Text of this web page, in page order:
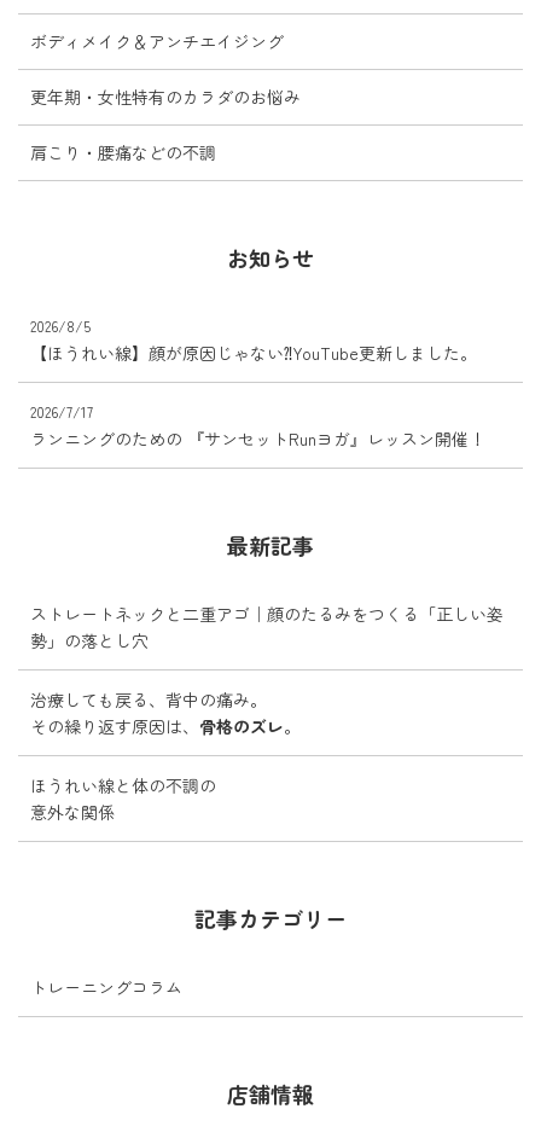
ボディメイク＆アンチエイジング
更年期・女性特有のカラダのお悩み
肩こり・腰痛などの不調
お知らせ
2026/8/5
【ほうれい線】顔が原因じゃない⁈YouTube更新しました。
2026/7/17
ランニングのための 『サンセットRunヨガ』レッスン開催！
最新記事
ストレートネックと二重アゴ｜顔のたるみをつくる「正しい姿
勢」の落とし穴
治療しても戻る、背中の痛み。
その繰り返す原因は、 骨格のズレ。
ほうれい線と体の不調の
意外な関係
記事カテゴリー
トレーニングコラム
店舗情報